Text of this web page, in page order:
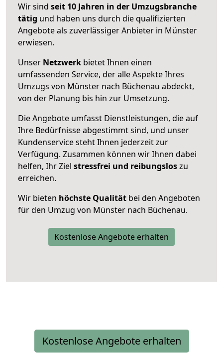
Wir sind seit 10 Jahren in der Umzugsbranche
tätig und haben uns durch die qualifizierten
Angebote als zuverlässiger Anbieter in Münster
erwiesen.
Unser Netzwerk bietet Ihnen einen
umfassenden Service, der alle Aspekte Ihres
Umzugs von Münster nach Büchenau abdeckt,
von der Planung bis hin zur Umsetzung.
Die Angebote umfasst Dienstleistungen, die auf
Ihre Bedürfnisse abgestimmt sind, und unser
Kundenservice steht Ihnen jederzeit zur
Verfügung. Zusammen können wir Ihnen dabei
helfen, Ihr Ziel stressfrei und reibungsloszu
erreichen.
Wir bieten höchste Qualität bei den Angeboten
für den Umzug von Münster nach Büchenau.
Kostenlose Angebote erhalten
Kostenlose Angebote erhalten